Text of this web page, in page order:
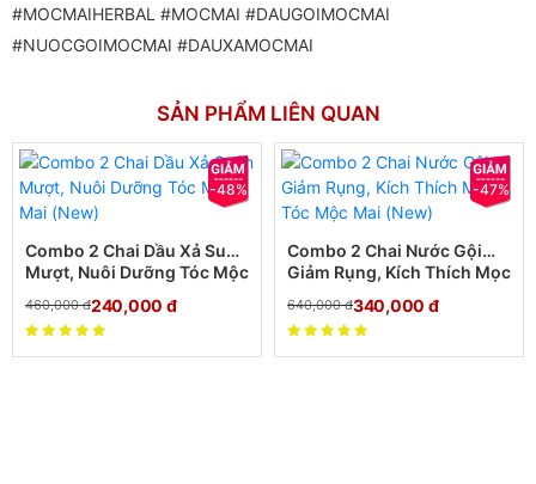
#MOCMAIHERBAL #MOCMAI #DAUGOIMOCMAI
#NUOCGOIMOCMAI #DAUXAMOCMAI
SẢN PHẨM LIÊN QUAN
Combo 2 Chai Dầu Xả Suôn
Mượt, Nuôi Dưỡng Tóc Mộc
-48%
240,000 đ
460,000đ
Combo 2 Chai Nước Gội
Giảm Rụng, Kích Thích Mọc
-47%
340,000 đ
640,000đ